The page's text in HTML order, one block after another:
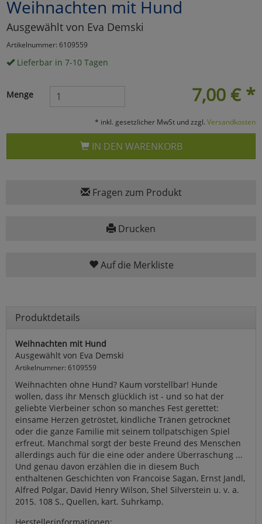
Weihnachten mit Hund
Ausgewählt von Eva Demski
Artikelnummer: 6109559
Lieferbar in 7-10 Tagen
7,00 € *
Menge
* inkl. gesetzlicher MwSt und zzgl. Versandkosten
IN DEN WARENKORB
Fragen zum Produkt
Drucken
Auf die Merkliste
Produktdetails
Weihnachten mit Hund
Ausgewählt von Eva Demski
Artikelnummer: 6109559
Weihnachten ohne Hund? Kaum vorstellbar! Hunde
wollen, dass ihr Mensch glücklich ist - und so hat der
geliebte Vierbeiner schon so manches Fest gerettet:
einsame Herzen getröstet, kindliche Tränen getrocknet
oder die ganze Familie mit seinem tollpatschigen Spiel
erfreut. Manchmal sorgt der beste Freund des Menschen
allerdings auch für die eine oder andere Überraschung ...
Und genau davon erzählen die in diesem Buch
enthaltenen Geschichten von Francoise Sagan, Ernst Jandl,
Alfred Polgar, David Henry Wilson, Shel Silverstein u. v. a.
2015. 108 S., Quellen, kart. Suhrkamp.
Herstellerinformationen:
Cookies
Einstellungen speichern
zurückzu Haupptseite